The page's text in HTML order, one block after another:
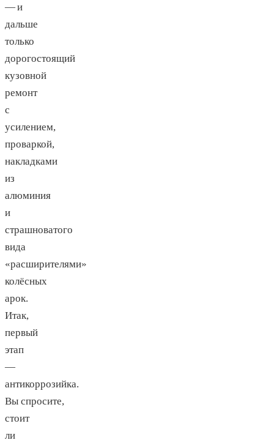
— и
дальше
только
дорогостоящий
кузовной
ремонт
с
усилением,
проваркой,
накладками
из
алюминия
и
страшноватого
вида
«расширителями»
колёсных
арок.
Итак,
первый
этап
—
антикоррозийка.
Вы спросите,
стоит
ли